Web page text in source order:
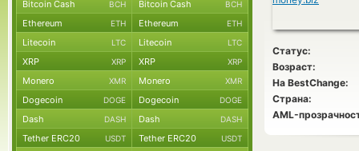
Статус:
Возраст:
На BestChange:
Страна:
AML-
Bitcoin Cash BCH Bitcoin Cash BCH
Ethereum ETH Ethereum ETH
Litecoin LTC Litecoin LTC
XRP XRP XRP XRP
Monero XMR Monero XMR
Dogecoin DOGE Dogecoin DOGE
Dash DASH Dash DASH
Tether ERC20 USDT Tether ERC20 USDT